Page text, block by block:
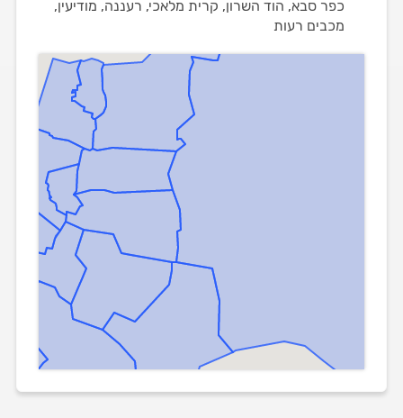
כפר סבא, הוד השרון, קרית מלאכי, רעננה, מודיעין,
מכבים רעות